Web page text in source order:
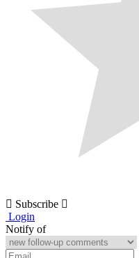
Subscribe
Login
Notify of